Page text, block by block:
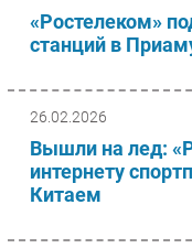
РАЗДЕЛЫ
Аналитика
Интервью
Мероприятия
Проекты
IT класс
«Ростелеком»
станций в
26.02.2026
Вышли на лед:
интернету
Китаем